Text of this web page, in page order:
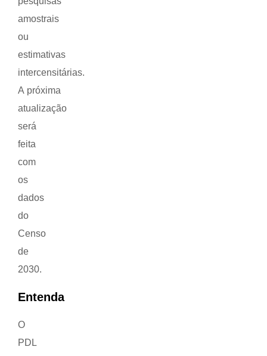
amostrais
ou
estimativas
intercensitárias.
A próxima
atualização
será
feita
com
os
dados
do
Censo
de
2030.
Entenda
O
PDL